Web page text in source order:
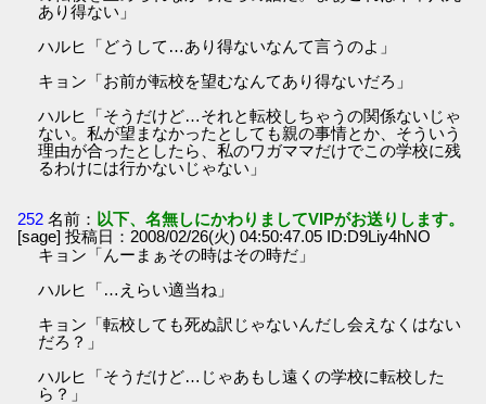
あり得ない」
ハルヒ「どうして…あり得ないなんて言うのよ」
キョン「お前が転校を望むなんてあり得ないだろ」
ハルヒ「そうだけど…それと転校しちゃうの関係ないじゃ
ない。私が望まなかったとしても親の事情とか、そういう
理由が合ったとしたら、私のワガママだけでこの学校に残
るわけには行かないじゃない」
252 名前： 以下、名無しにかわりましてVIPがお送りします。
[sage] 投稿日：2008/02/26(火) 04:50:47.05 ID:D9Liy4hNO
キョン「んーまぁその時はその時だ」
ハルヒ「…えらい適当ね」
キョン「転校しても死ぬ訳じゃないんだし会えなくはない
だろ？」
ハルヒ「そうだけど…じゃあもし遠くの学校に転校した
ら？」